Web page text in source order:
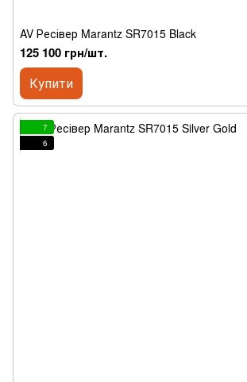
AV Ресівер Marantz SR7015 Black
125 100 грн/шт.
Купити
7
6